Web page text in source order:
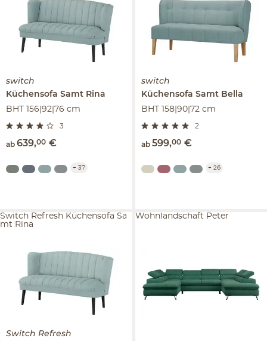
switch
Küchensofa Samt Rina
BHT 156|92|76 cm
3
ab 639,00 €
+ 37
switch
Küchensofa Samt Bella
BHT 158|90|72 cm
2
ab 599,00 €
+ 26
Switch Refresh
Switch Refresh Küchensofa Sa
mt Rina
Wohnlandschaft Peter